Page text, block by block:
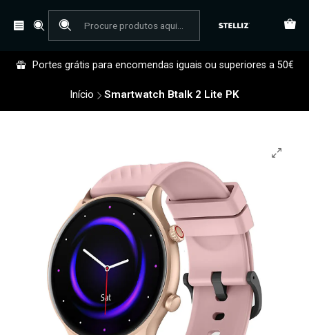
Portes grátis para encomendas iguais ou superiores a 50€
Início Smartwatch Btalk 2 Lite PK